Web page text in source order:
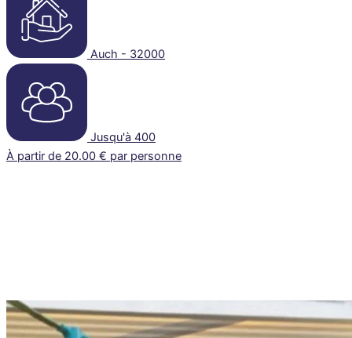
Auch - 32000
Jusqu'à 400
À partir de 20.00 € par personne